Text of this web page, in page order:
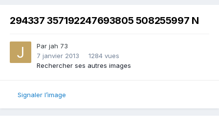
294337 357192247693805 508255997 N
Par jah 73
7 janvier 2013
1284 vues
Rechercher ses autres images
Signaler l’image